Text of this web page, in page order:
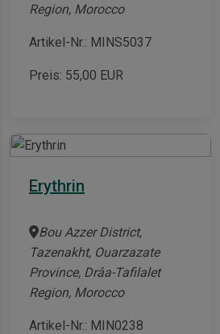
Region, Morocco
Artikel-Nr.: MINS5037
Preis: 55,00 EUR
Erythrin
Bou Azzer District,
Tazenakht, Ouarzazate
Province, Drâa-Tafilalet
Region, Morocco
Artikel-Nr.: MIN0238